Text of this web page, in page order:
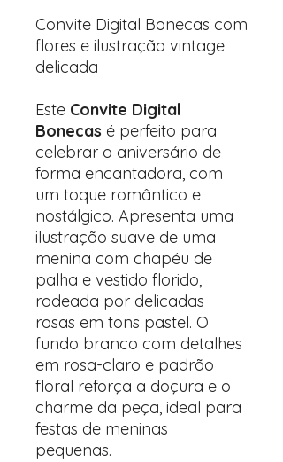
Convite Digital Bonecas com
flores e ilustração vintage
delicada
Este Convite Digital
Bonecas é perfeito para
celebrar o aniversário de
forma encantadora, com
um toque romântico e
nostálgico. Apresenta uma
ilustração suave de uma
menina com chapéu de
palha e vestido florido,
rodeada por delicadas
rosas em tons pastel. O
fundo branco com detalhes
em rosa-claro e padrão
floral reforça a doçura e o
charme da peça, ideal para
festas de meninas
pequenas.